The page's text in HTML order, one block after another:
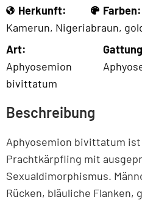
Herkunft:
Kamerun, Nigeria
Farben:
braun,
Art:
Aphyosemion
bivittatum
Beschreibung
Aphyosemion bivittatum
Prachtkärpfling mit
Sexualdimorphismus.
Rücken, bläuliche Flanken,